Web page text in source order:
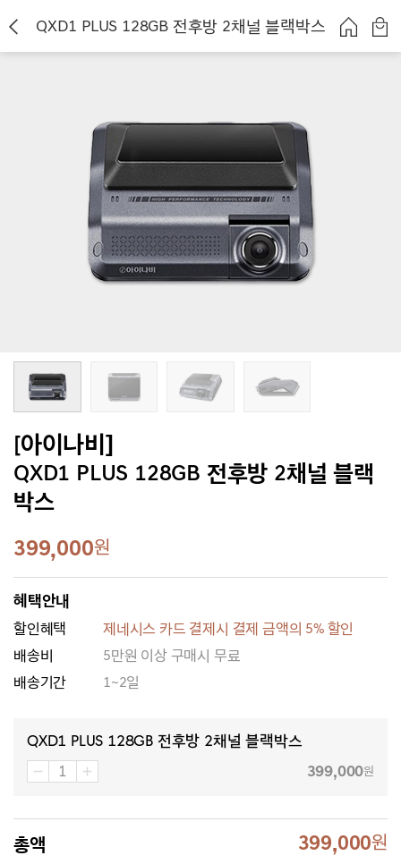
QXD1 PLUS 128GB 전후방 2채널 블랙박스
[아이나비]
QXD1 PLUS 128GB 전후방 2채널 블랙
박스
399,000원
혜택안내
할인혜택
제네시스 카드 결제시 결제 금액의 5% 할인
배송비
5만원 이상 구매시 무료
배송기간
1~2일
QXD1 PLUS 128GB 전후방 2채널 블랙박스
399,000원
총액 399,000원